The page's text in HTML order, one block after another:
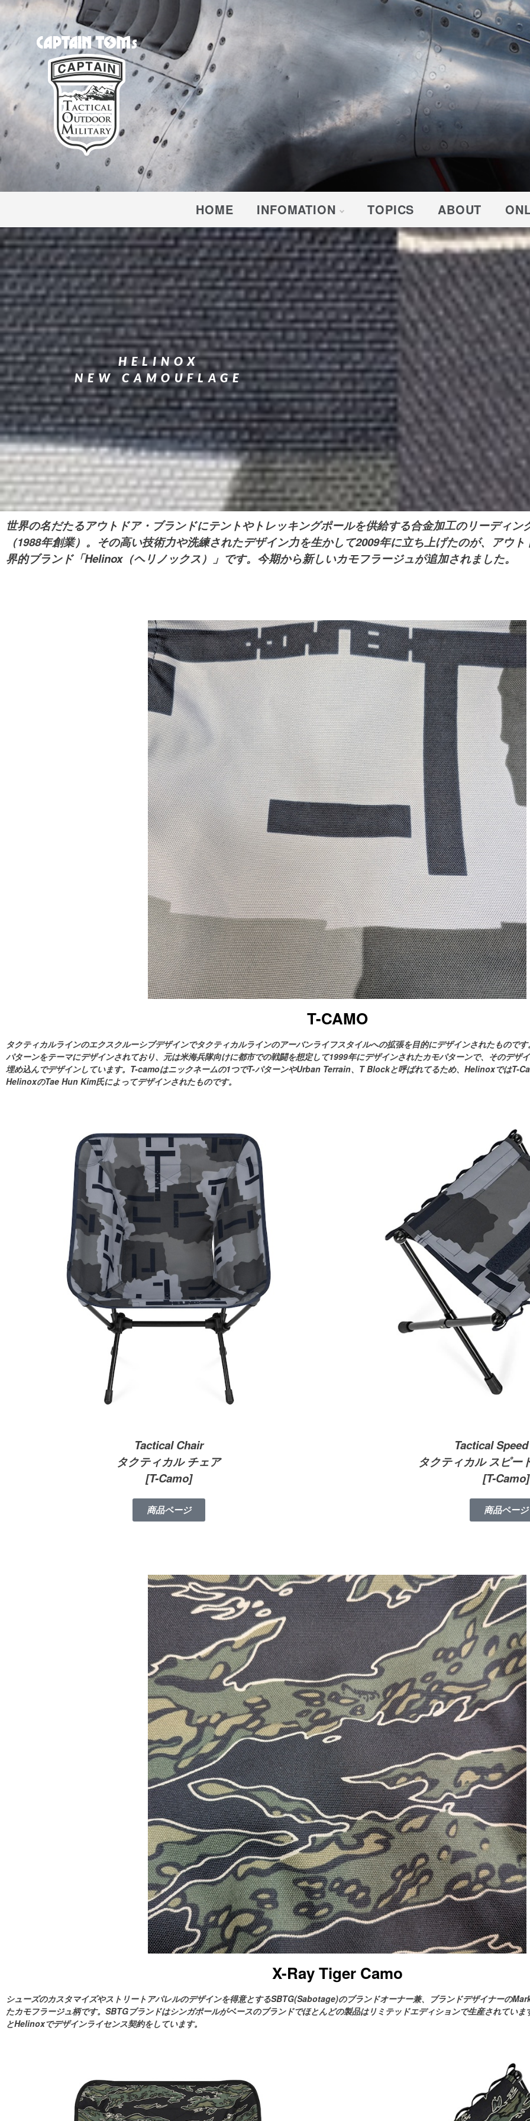
CAPTAIN TOM'S
キャプテントム
HOME INFOMATION TOPICS ABOUT
HELINOX
NEW CAMOUFLAGE
世界の名だたるアウトドア・ブランドにテントやトレッキングポールを供給する合金加工のリーディン
（1988年創業）。その高い技術力や洗練されたデザイン力を生かして2009年に立ち上げたのが、アウ
界的ブランド「Helinox（ヘリノックス）」です。今期から新しいカモフラージュが追加されました。
T-CAMO
タクティカルラインのエクスクルーシブデザインでタクティカルラインのアーバンライフスタイルへの拡張を目的にデザインされたもので
パターンをテーマにデザインされており、元は米海兵隊向けに都市での戦闘を想定して1999年にデザインされたカモパターンで、そのデ
埋め込んでデザインしています。T-camoはニックネームの1つでT-パターンやUrban Terrain、T Blockと呼ばれてるため、HelinoxではT-
HelinoxのTae Hun Kim氏によってデザインされたものです。
Tactical Chair
タクティカル チェア
[T-Camo]
商品ページ
Tactical
タクティカル スピー
[T-Camo]
商品ページ
X-Ray Tiger Camo
シューズのカスタマイズやストリートアパレルのデザインを得意とするSBTG(Sabotage)のブランドオーナー兼、ブランドデザイナーの
たカモフラージュ柄です。SBTGブランドはシンガポールがベースのブランドでほとんどの製品はリミテッドエディションで生産されてい
とHelinoxでデザインライセンス契約をしています。